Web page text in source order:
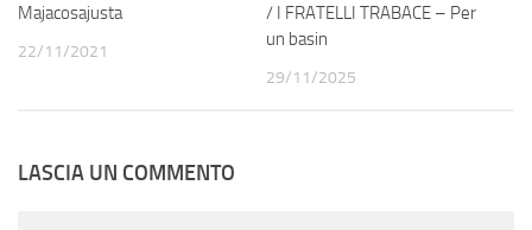
Majacosajusta
22/11/2021
/ I FRATELLI TRABACE – Per
un basin
29/11/2025
LASCIA UN COMMENTO